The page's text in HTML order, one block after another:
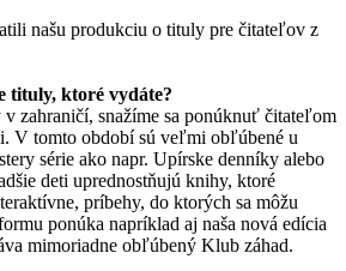
našu produkciu o tituly pre čitateľov z
tituly, ktoré vydáte?
v zahraničí, snažíme sa ponúknuť čitateľom
V tomto období sú veľmi obľúbené u
série ako napr. Upírske denníky alebo
deti uprednostňujú knihy, ktoré
príbehy, do ktorých sa môžu
ponúka napríklad aj naša nová edícia
mimoriadne obľúbený Klub záhad.